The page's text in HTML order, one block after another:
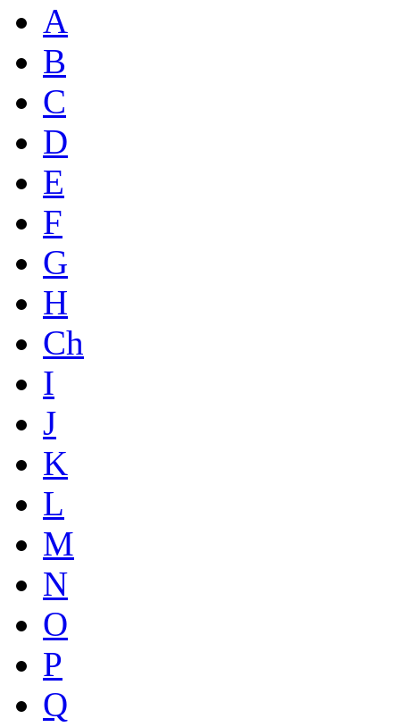
A
B
C
D
E
F
G
H
Ch
I
J
K
L
M
N
O
P
Q